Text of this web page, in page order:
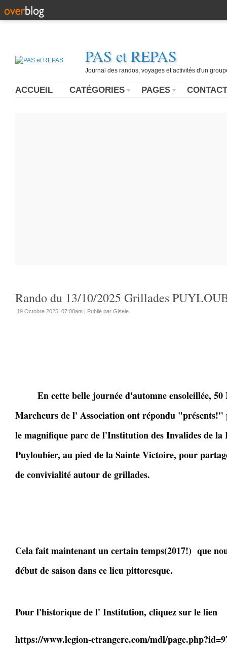
PAS et REPAS
Journal des randos, voyages et activités d'un
ACCUEIL CATÉGORIES PAGES CONTACT
Rando du 13/10/2025 Grillades
19 Octobre 2025, 07:00am | Publié par Gisele
En cette belle journée d'automne ensoleillée, 50
Marcheurs de l' Association ont répondu "présents!"
le magnifique parc de l'Institution des Invalides de la
Puyloubier, au pied de la Sainte Victoire, pour
de convivialité autour de grillades.
Cela fait maintenant un certain temps(2017!) que
début de saison dans ce lieu pittoresque.
Pour l'historique de l' Institution, cliquez sur le lien
https://www.legion-etrangere.com/mdl/